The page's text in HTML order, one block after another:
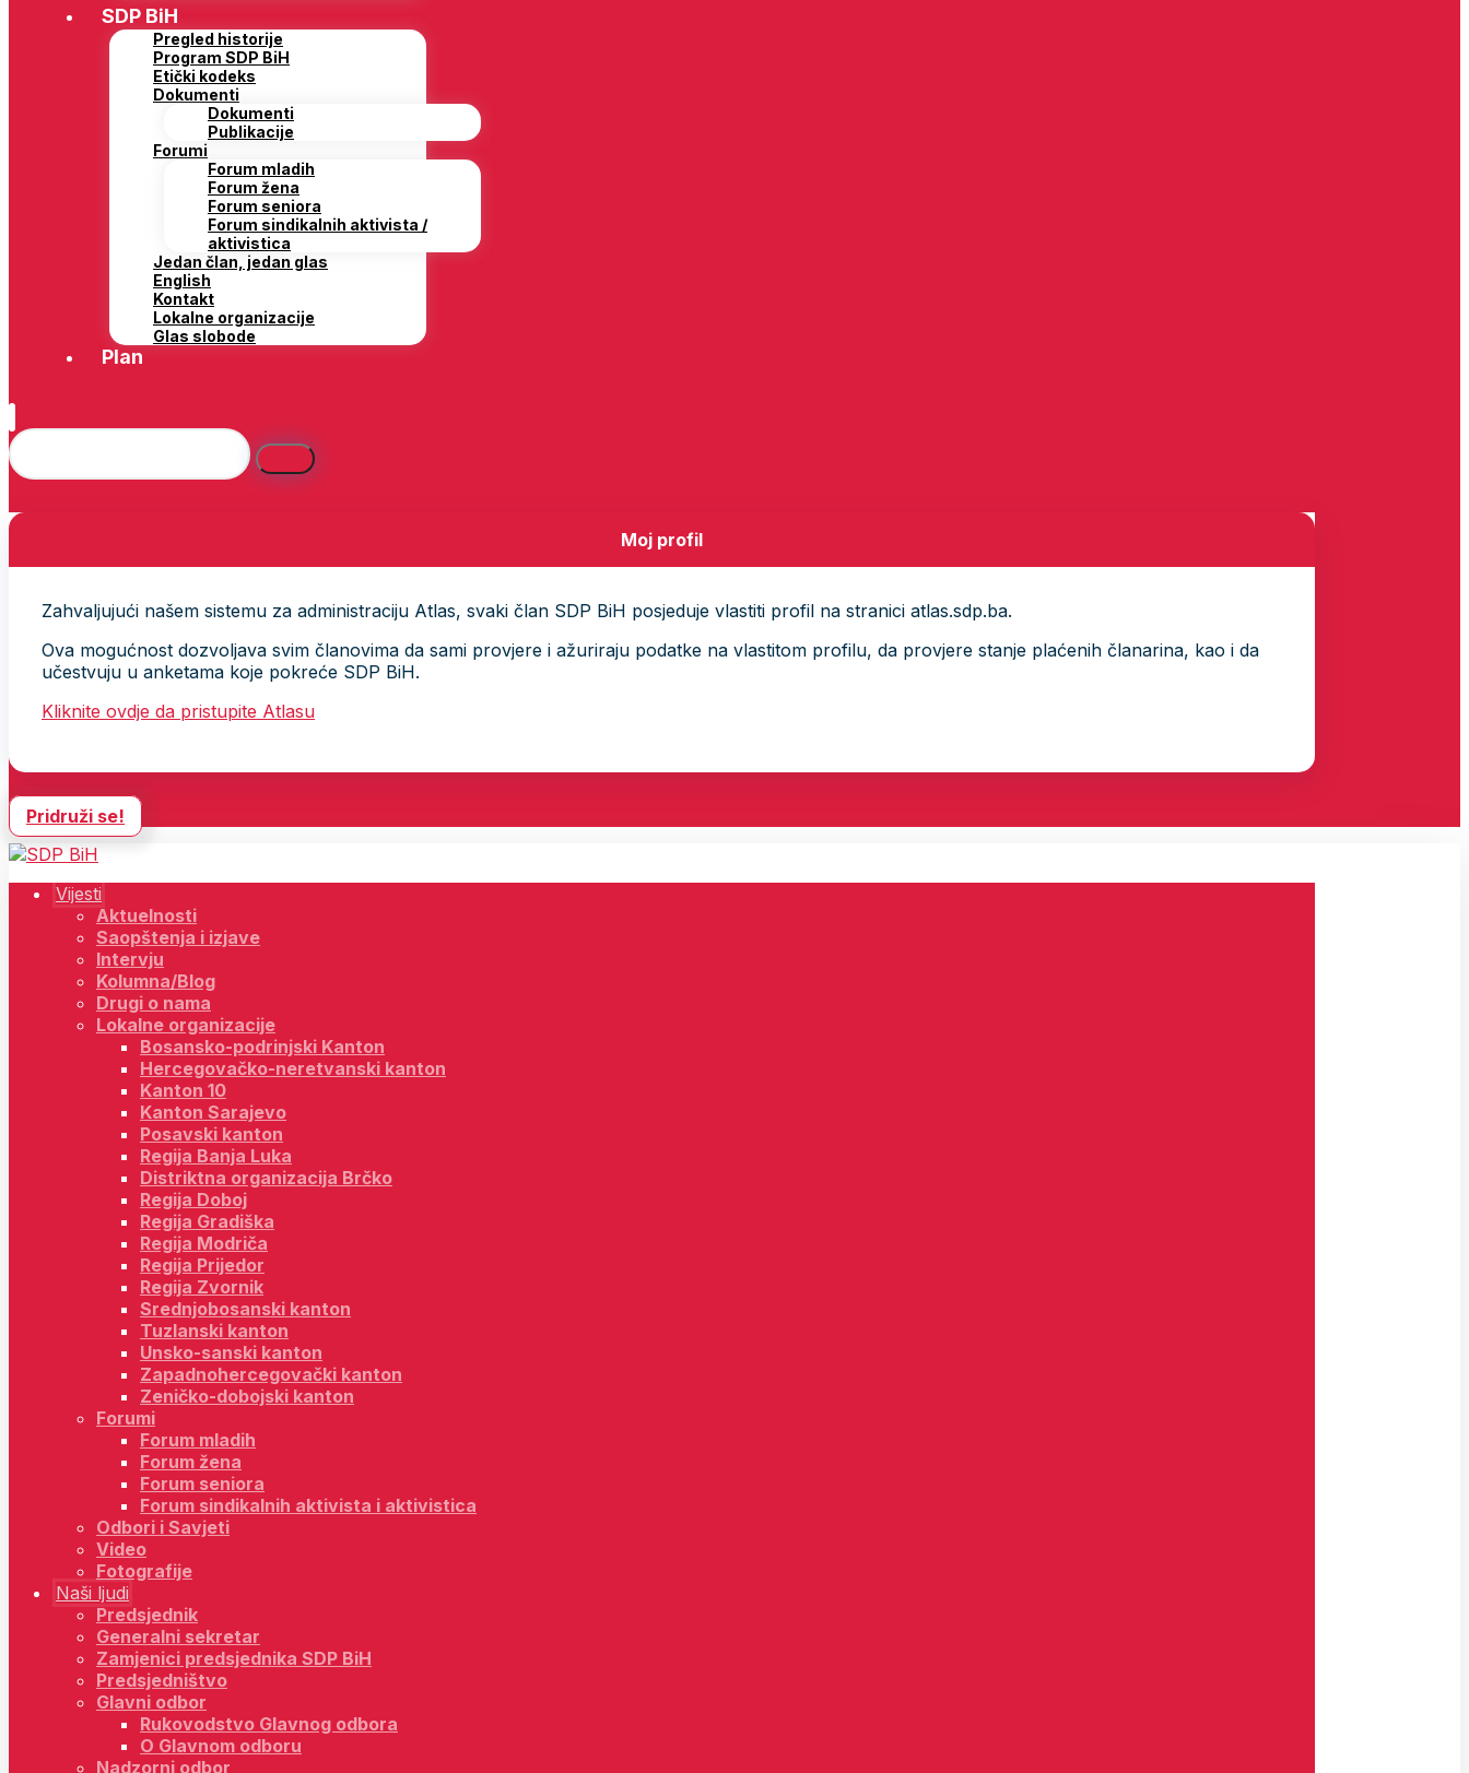
SDP BiH
Pregled historije
Program SDP BiH
Etički kodeks
Dokumenti
Dokumenti
Publikacije
Forumi
Forum mladih
Forum žena
Forum seniora
Forum sindikalnih aktivista /
aktivistica
Jedan član, jedan glas
English
Kontakt
Lokalne organizacije
Glas slobode
Plan
Moj profil
Zahvaljujući našem sistemu za administraciju Atlas, svaki član SDP BiH posjeduje vlastiti profil na stranici atlas.sdp.ba.
Ova mogućnost dozvoljava svim članovima da sami provjere i ažuriraju podatke na vlastitom profilu, da provjere stanje plaćenih članarina, kao i da
učestvuju u anketama koje pokreće SDP BiH.
Kliknite ovdje da pristupite Atlasu
Pridruži se!
Vijesti
Aktuelnosti
Saopštenja i izjave
Intervju
Kolumna/Blog
Drugi o nama
Lokalne organizacije
Bosansko-podrinjski Kanton
Hercegovačko-neretvanski kanton
Kanton 10
Kanton Sarajevo
Posavski kanton
Regija Banja Luka
Distriktna organizacija Brčko
Regija Doboj
Regija Gradiška
Regija Modriča
Regija Prijedor
Regija Zvornik
Srednjobosanski kanton
Tuzlanski kanton
Unsko-sanski kanton
Zapadnohercegovački kanton
Zeničko-dobojski kanton
Forumi
Forum mladih
Forum žena
Forum seniora
Forum sindikalnih aktivista i aktivistica
Odbori i Savjeti
Video
Fotografije
Naši ljudi
Predsjednik
Generalni sekretar
Zamjenici predsjednika SDP BiH
Predsjedništvo
Glavni odbor
Rukovodstvo Glavnog odbora
O Glavnom odboru
Nadzorni odbor